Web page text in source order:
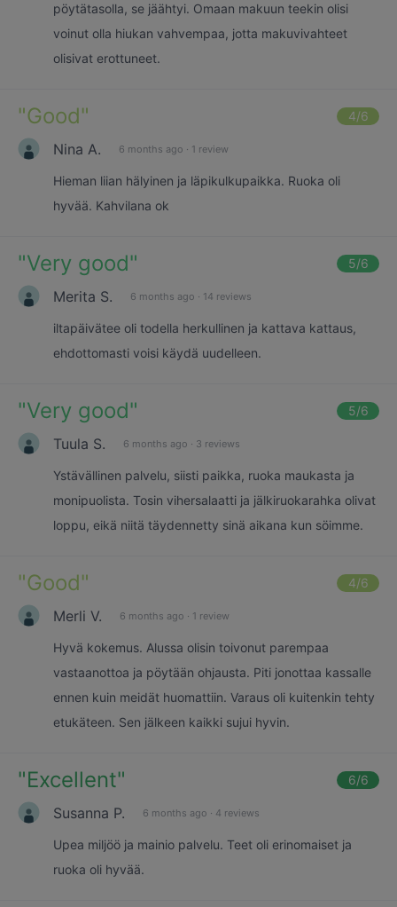
pöytätasolla, se jäähtyi. Omaan makuun teekin olisi
voinut olla hiukan vahvempaa, jotta makuvivahteet
olisivat erottuneet.
"Good" 4/6
Nina A. 6 months ago · 1 review
Hieman liian hälyinen ja läpikulkupaikka. Ruoka oli
hyvää. Kahvilana ok
"Very good" 5/6
Merita S. 6 months ago · 14 reviews
iltapäivätee oli todella herkullinen ja kattava kattaus,
ehdottomasti voisi käydä uudelleen.
"Very good" 5/6
Tuula S. 6 months ago · 3 reviews
Ystävällinen palvelu, siisti paikka, ruoka maukasta ja
monipuolista. Tosin vihersalaatti ja jälkiruokarahka olivat
loppu, eikä niitä täydennetty sinä aikana kun söimme.
"Good" 4/6
Merli V. 6 months ago · 1 review
Hyvä kokemus. Alussa olisin toivonut parempaa
vastaanottoa ja pöytään ohjausta. Piti jonottaa kassalle
ennen kuin meidät huomattiin. Varaus oli kuitenkin tehty
etukäteen. Sen jälkeen kaikki sujui hyvin.
"Excellent" 6/6
Susanna P. 6 months ago · 4 reviews
Upea miljöö ja mainio palvelu. Teet oli erinomaiset ja
ruoka oli hyvää.